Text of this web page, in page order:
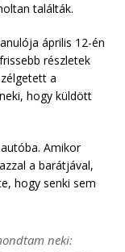
találták.
április 12-én
részletek
a
hogy küldött
Amikor
a barátjával,
hogy senki sem
neki: